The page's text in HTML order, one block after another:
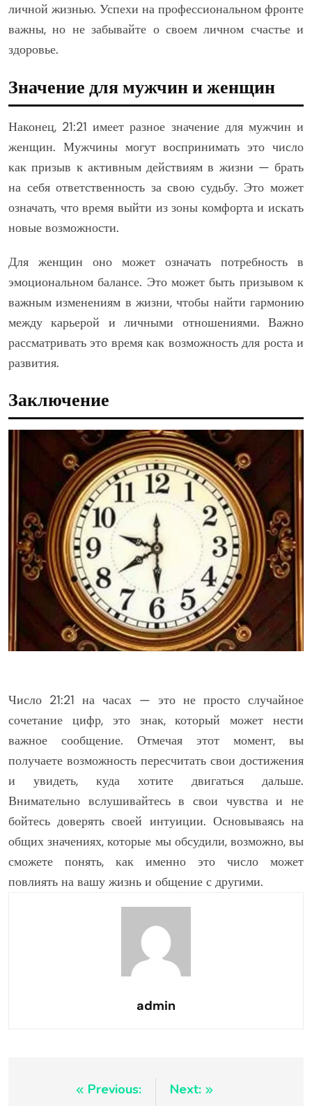
личной жизнью. Успехи на профессиональном фронте
важны, но не забывайте о своем личном счастье и
здоровье.
Значение для мужчин и женщин
Наконец, 21:21 имеет разное значение для мужчин и
женщин. Мужчины могут воспринимать это число
как призыв к активным действиям в жизни — брать
на себя ответственность за свою судьбу. Это может
означать, что время выйти из зоны комфорта и искать
новые возможности.
Для женщин оно может означать потребность в
эмоциональном балансе. Это может быть призывом к
важным изменениям в жизни, чтобы найти гармонию
между карьерой и личными отношениями. Важно
рассматривать это время как возможность для роста и
развития.
Заключение
Число 21:21 на часах — это не просто случайное
сочетание цифр, это знак, который может нести
важное сообщение. Отмечая этот момент, вы
получаете возможность пересчитать свои достижения
и увидеть, куда хотите двигаться дальше.
Внимательно вслушивайтесь в свои чувства и не
бойтесь доверять своей интуиции. Основываясь на
общих значениях, которые мы обсудили, возможно, вы
сможете понять, как именно это число может
повлиять на вашу жизнь и общение с другими.
admin
Навигация
Previous: Next: